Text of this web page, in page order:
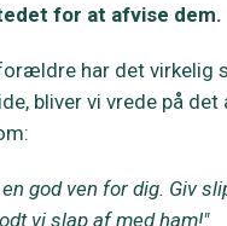
for at afvise dem.
har det virkelig
bliver vi vrede på det
god ven for dig. Giv
vi slap af med ham!"